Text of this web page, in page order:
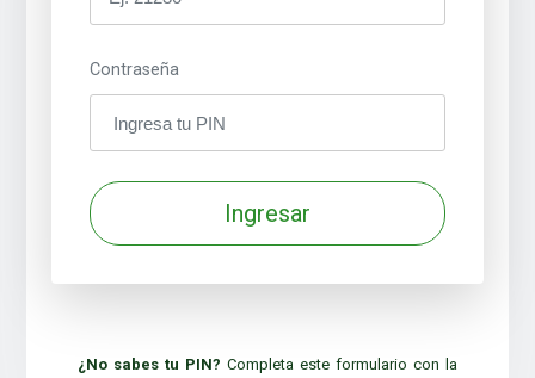
Contraseña
Ingresar
¿No sabes tu PIN? Completa este formulario con la